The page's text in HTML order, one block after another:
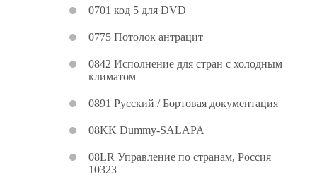
0701 код 5 для DVD
0775 Потолок антрацит
0842 Исполнение для стран с холодным
климатом
0891 Русский / Бортовая документация
08KK Dummy-SALAPA
08LR Управление по странам, Россия
10323